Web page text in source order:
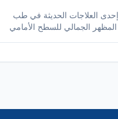
إحدى العلاجات الحديثة في طب
الجمالي للسطح الأمامي